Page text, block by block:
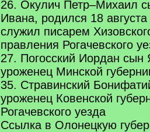
26. Окулич Петр–Михаил
Ивана, родился 18
служил писарем
правления Рогачевского
27. Погосский Иордан сын
уроженец Минской
35. Стравинский
уроженец Ковенской
Рогачевского уезда
Ссылка в Олонецкую